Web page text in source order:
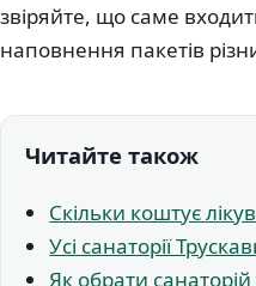
звіряйте, що саме
наповнення пакетів
Читайте також
Скільки коштує
Усі санаторії
Як обрати